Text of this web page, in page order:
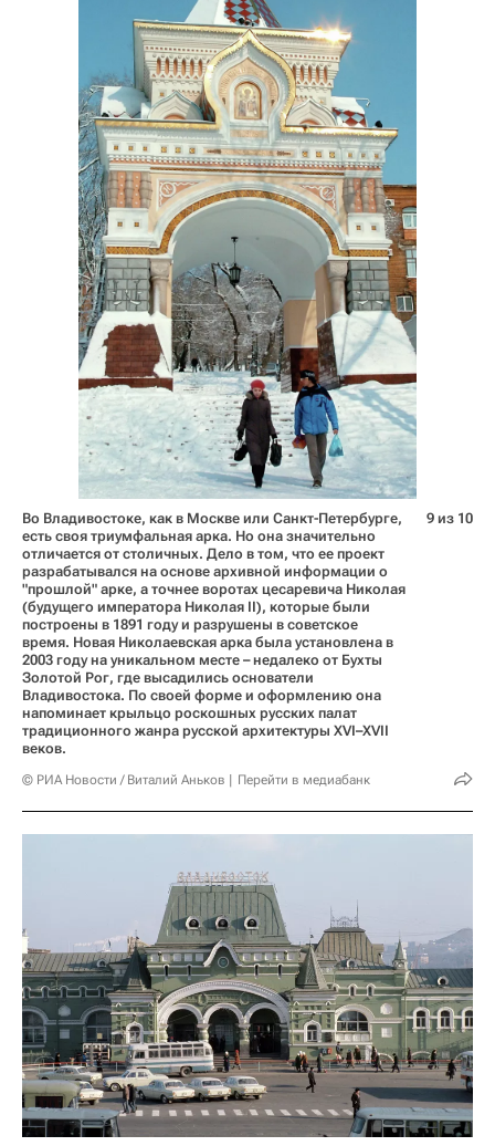
Во Владивостоке, как в Москве или Санкт-Петербурге,
есть своя триумфальная арка. Но она значительно
отличается от столичных. Дело в том, что ее проект
разрабатывался на основе архивной информации о
"прошлой" арке, а точнее воротах цесаревича Николая
(будущего императора Николая II), которые были
построены в 1891 году и разрушены в советское
время. Новая Николаевская арка была установлена в
2003 году на уникальном месте – недалеко от Бухты
Золотой Рог, где высадились основатели
Владивостока. По своей форме и оформлению она
напоминает крыльцо роскошных русских палат
традиционного жанра русской архитектуры XVI–XVII
веков.
© РИА Новости / Виталий Аньков Перейти в медиабанк
9 из 10